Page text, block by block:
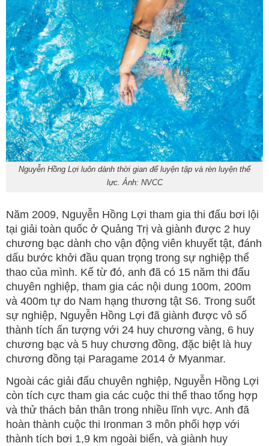
Nguyễn Hồng Lợi luôn dành thời gian để luyện tập và rèn luyện thể
lực. Ảnh: NVCC
Năm 2009, Nguyễn Hồng Lợi tham gia thi đấu bơi lội
tại giải toàn quốc ở Quảng Trị và giành được 2 huy
chương bạc dành cho vận động viên khuyết tật, đánh
dấu bước khởi đầu quan trọng trong sự nghiệp thể
thao của mình. Kể từ đó, anh đã có 15 năm thi đấu
chuyên nghiệp, tham gia các nội dung 100m, 200m
và 400m tự do Nam hạng thương tật S6. Trong suốt
sự nghiệp, Nguyễn Hồng Lợi đã giành được vô số
thành tích ấn tượng với 24 huy chương vàng, 6 huy
chương bạc và 5 huy chương đồng, đặc biệt là huy
chương đồng tại Paragame 2014 ở Myanmar.
Ngoài các giải đấu chuyên nghiệp, Nguyễn Hồng Lợi
còn tích cực tham gia các cuộc thi thể thao tổng hợp
và thử thách bản thân trong nhiều lĩnh vực. Anh đã
hoàn thành cuộc thi Ironman 3 môn phối hợp với
thành tích bơi 1,9 km ngoài biển, và giành huy